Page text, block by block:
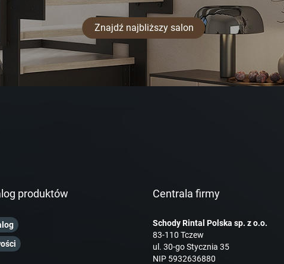
Znajdź najbliższy salon
produktów Centrala firmy
Schody Rintal Polska sp. z o.o.
83-110 Tczew
ul. 30-go Stycznia 35
NIP 5932636880